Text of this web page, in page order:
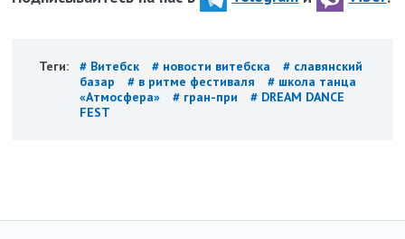
Теги: # Витебск # новости витебска
# славянский
базар
# в ритме фестиваля
# школа танца
«Атмосфера»
# гран-при
# DREAM DANCE
FEST